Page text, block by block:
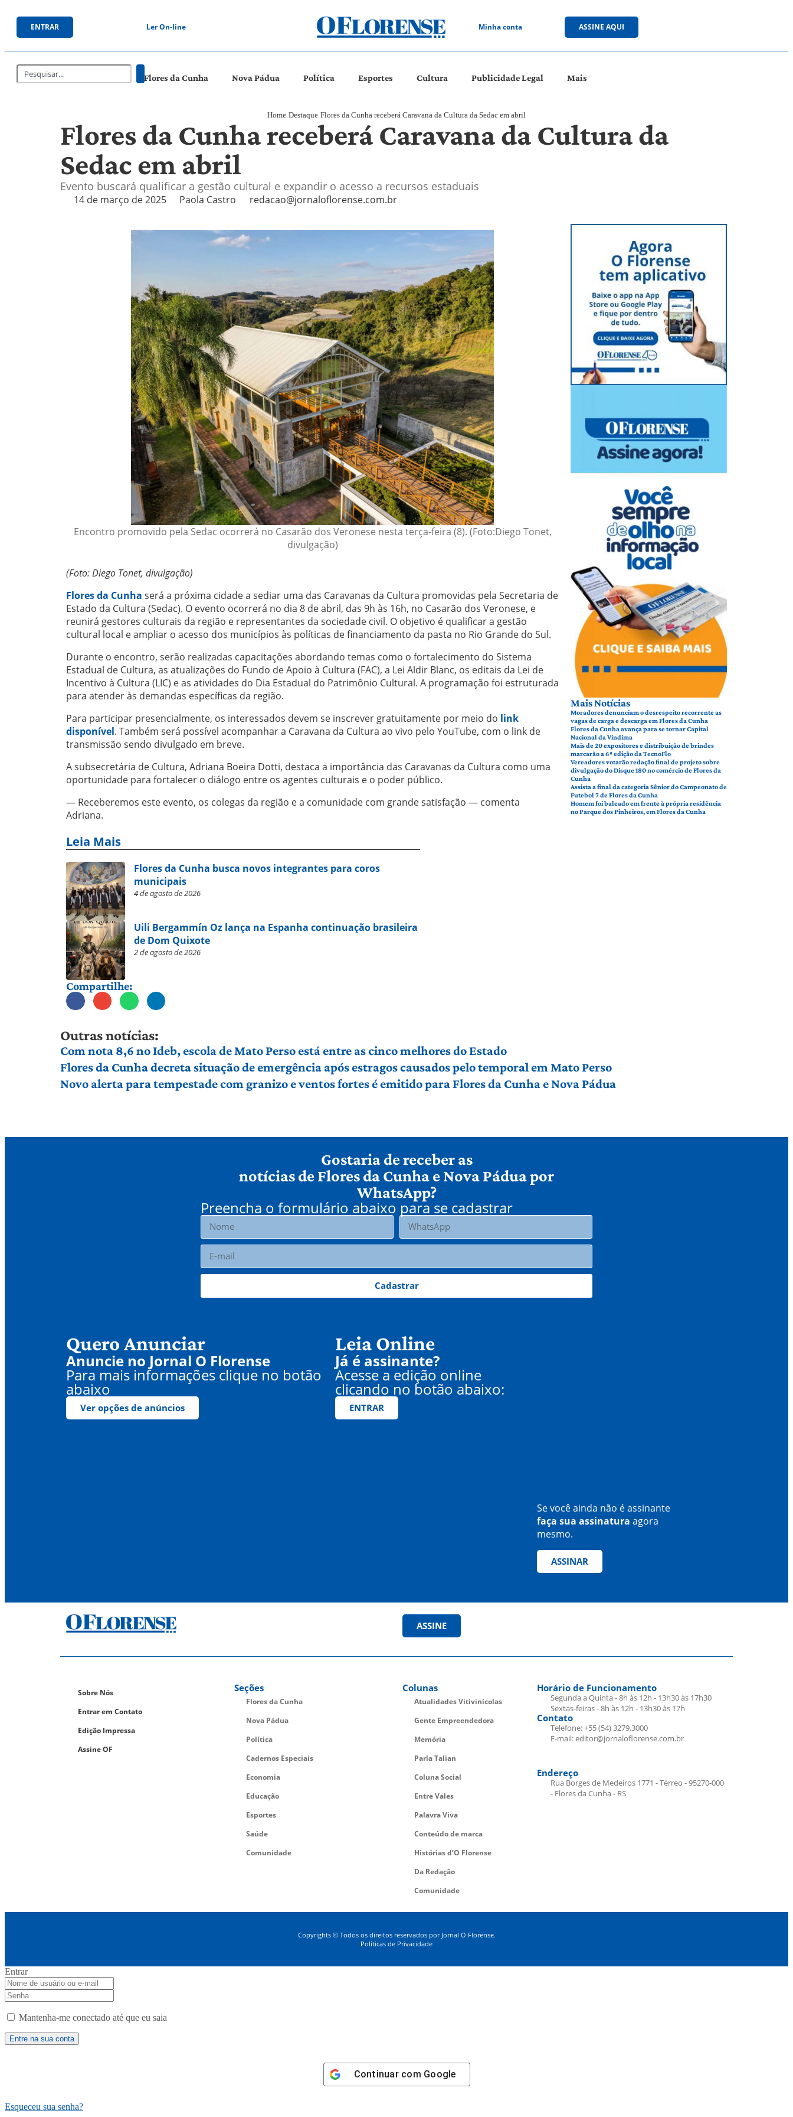
ENTRAR Ler On-line Minha conta ASSINE AQUI
Flores da Cunha Nova Pádua Política Esportes Cultura Publicidade Legal Mais
Home Destaque Flores da Cunha receberá Caravana da Cultura da Sedac em abril
Flores da Cunha receberá Caravana da Cultura da
Sedac em abril
Evento buscará qualificar a gestão cultural e expandir o acesso a recursos estaduais
14 de março de 2025 Paola Castro redacao@jornaloflorense.com.br
Encontro promovido pela Sedac ocorrerá no Casarão dos Veronese nesta terça-feira (8). (Foto:Diego Tonet,
divulgação)
(Foto: Diego Tonet, divulgação)
Flores da Cunha será a próxima cidade a sediar uma das Caravanas da Cultura promovidas pela Secretaria de
Estado da Cultura (Sedac). O evento ocorrerá no dia 8 de abril, das 9h às 16h, no Casarão dos Veronese, e
reunirá gestores culturais da região e representantes da sociedade civil. O objetivo é qualificar a gestão
cultural local e ampliar o acesso dos municípios às políticas de financiamento da pasta no Rio Grande do Sul.
Durante o encontro, serão realizadas capacitações abordando temas como o fortalecimento do Sistema
Estadual de Cultura, as atualizações do Fundo de Apoio à Cultura (FAC), a Lei Aldir Blanc, os editais da Lei de
Incentivo à Cultura (LIC) e as atividades do Dia Estadual do Patrimônio Cultural. A programação foi estruturada
para atender às demandas específicas da região.
Para participar presencialmente, os interessados devem se inscrever gratuitamente por meio do link
disponível. Também será possível acompanhar a Caravana da Cultura ao vivo pelo YouTube, com o link de
transmissão sendo divulgado em breve.
A subsecretária de Cultura, Adriana Boeira Dotti, destaca a importância das Caravanas da Cultura como uma
oportunidade para fortalecer o diálogo entre os agentes culturais e o poder público.
— Receberemos este evento, os colegas da região e a comunidade com grande satisfação — comenta
Adriana.
Leia Mais
Flores da Cunha busca novos integrantes para coros
municipais
4 de agosto de 2026
Uili Bergammín Oz lança na Espanha continuação brasileira
de Dom Quixote
2 de agosto de 2026
Compartilhe:
Mais Notícias
Moradores denunciam o desrespeito recorrente as
vagas de carga e descarga em Flores da Cunha
Flores da Cunha avança para se tornar Capital
Nacional da Vindima
Mais de 20 expositores e distribuição de brindes
marcarão a 6ª edição da TecnoFlo
Vereadores votarão redação final de projeto sobre
divulgação do Disque 180 no comércio de Flores da
Cunha
Assista a final da categoria Sênior do Campeonato de
Futebol 7 de Flores da Cunha
Homem foi baleado em frente à própria residência
no Parque dos Pinheiros, em Flores da Cunha
Outras notícias:
Com nota 8,6 no Ideb, escola de Mato Perso está entre as cinco melhores do Estado
Flores da Cunha decreta situação de emergência após estragos causados pelo temporal em Mato Perso
Novo alerta para tempestade com granizo e ventos fortes é emitido para Flores da Cunha e Nova Pádua
Gostaria de receber as
notícias de Flores da Cunha e Nova Pádua por
WhatsApp?
Preencha o formulário abaixo para se cadastrar
Cadastrar
Quero Anunciar
Anuncie no Jornal O Florense
Para mais informações clique no botão
abaixo
Ver opções de anúncios
Leia Online
Já é assinante?
Acesse a edição online
clicando no botão abaixo:
ENTRAR
Se você ainda não é assinante
faça sua assinatura agora
mesmo.
ASSINAR
ASSINE
Sobre Nós
Entrar em Contato
Edição Impressa
Assine OF
Seções
Flores da Cunha
Nova Pádua
Política
Cadernos Especiais
Economia
Educação
Esportes
Saúde
Comunidade
Colunas
Atualidades Vitivinícolas
Gente Empreendedora
Memória
Parla Talian
Coluna Social
Entre Vales
Palavra Viva
Conteúdo de marca
Histórias d’O Florense
Da Redação
Comunidade
Horário de Funcionamento
Segunda a Quinta - 8h às 12h - 13h30 às 17h30
Sextas-feiras - 8h às 12h - 13h30 às 17h
Contato
Telefone: +55 (54) 3279.3000
E-mail: editor@jornaloflorense.com.br
Endereço
Rua Borges de Medeiros 1771 - Térreo - 95270-000
- Flores da Cunha - RS
Copyrights © Todos os direitos reservados por Jornal O Florense.
Políticas de Privacidade
Entrar
Mantenha-me conectado até que eu saia
Continuar com Google
Esqueceu sua senha?